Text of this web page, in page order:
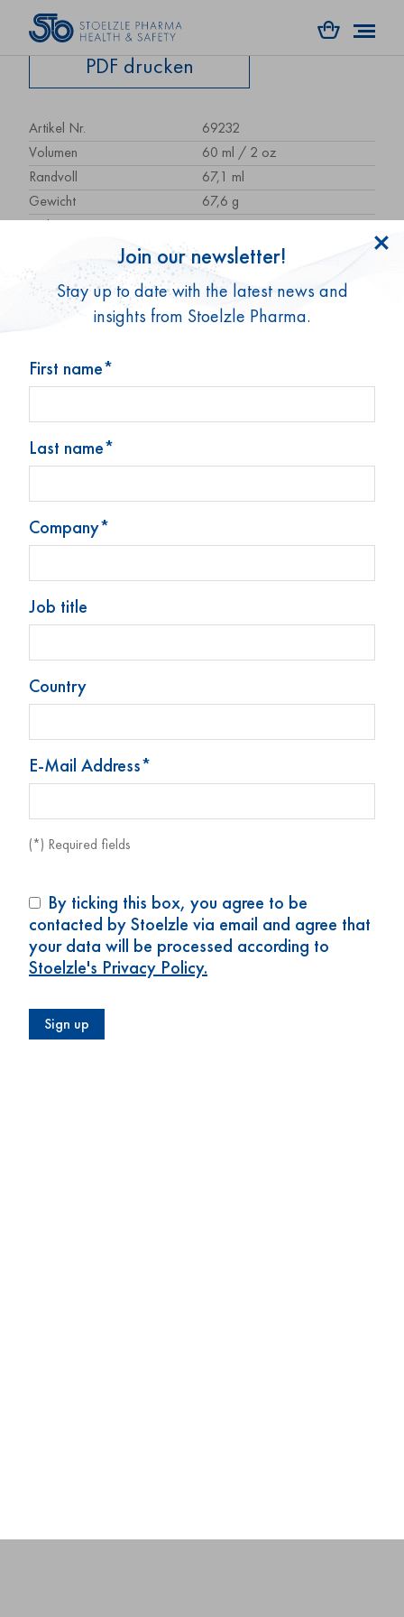
PDF drucken
Artikel Nr.
69232
Volumen
60 ml / 2 oz
Randvoll
67,1 ml
Gewicht
67,6 g
Höhe
71,6 mm
41 mm
Form
rund
Glastyp
Typ 3
Verpackungseinheit
60 Stk.
Mindestbestellmenge 1 Palette; Weißglas auf Anfrage
Neuigkeiten
Kontakt
Datenschutz
Cookie-Präferenzen ändern
Join our newsletter!
Stay up to date with the latest news and
insights from Stoelzle Pharma.
First name*
Last name*
Company*
Job title
Country
E-Mail Address*
(*) Required fields
By ticking this box, you agree to be
contacted by Stoelzle via email and agree that
your data will be processed according to
Stoelzle's Privacy Policy.